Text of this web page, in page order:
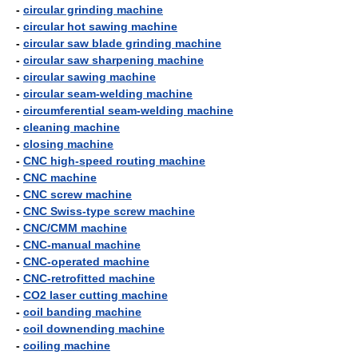
- circular grinding machine
- circular hot sawing machine
- circular saw blade grinding machine
- circular saw sharpening machine
- circular sawing machine
- circular seam-welding machine
- circumferential seam-welding machine
- cleaning machine
- closing machine
- CNC high-speed routing machine
- CNC machine
- CNC screw machine
- CNC Swiss-type screw machine
- CNC/CMM machine
- CNC-manual machine
- CNC-operated machine
- CNC-retrofitted machine
- CO2 laser cutting machine
- coil banding machine
- coil downending machine
- coiling machine